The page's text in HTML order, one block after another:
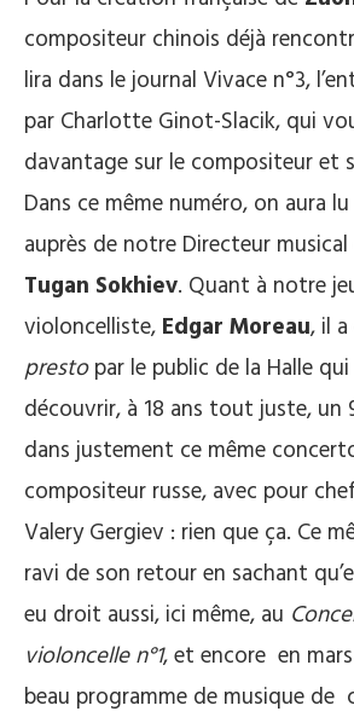
compositeur chinois déjà
lira dans le journal Vivace n°3,
par Charlotte Ginot-Slacik, qui
davantage sur le compositeur et
Dans ce même numéro, on aura
auprès de notre Directeur musical
Tugan Sokhiev. Quant à notre
violoncelliste, Edgar Moreau, il
prestopar le public de la Halle
découvrir, à 18 ans tout juste, un
dans justement ce même
compositeur russe, avec pour
Valery Gergiev : rien que ça. Ce
ravi de son retour en sachant
eu droit aussi, ici même, au
violoncelle n°1, et encore en
beau programme de musique de